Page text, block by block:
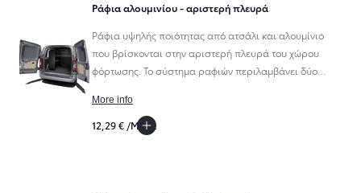
Ράφια αλουμινίου - αριστερή πλευρά
Ράφια υψηλής ποιότητας από ατσάλι και αλουμίνιο
που βρίσκονται στην αριστερή πλευρά του χώρου
φόρτωσης. Το σύστημα ραφιών περιλαμβάνει δύο
More info
12,29 € /Μήνα